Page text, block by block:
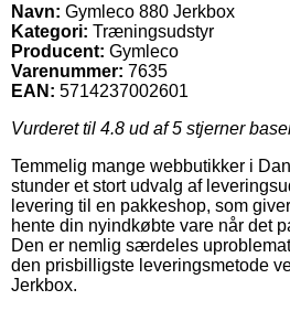
Navn: Gymleco 880 Jerkbox
Kategori: Træningsudstyr
Producent: Gymleco
Varenummer: 7635
EAN: 5714237002601
Vurderet til 4.8 ud af 5 stjerner
Temmelig mange webbutikker i
stunder et stort udvalg af
levering til en pakkeshop, som
hente din nyindkøbte vare når det
Den er nemlig særdeles
den prisbilligste leveringsmetode
Jerkbox.